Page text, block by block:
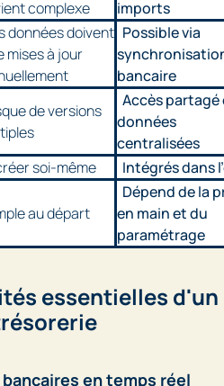
complexe
imports
données doivent
mises à jour
Possible via
bancaire
de versions
Accès partagé
données
centralisées
soi-même Intégrés dans
au départ
Dépend de la
en main et du
paramétrage
essentielles d'un
en temps réel